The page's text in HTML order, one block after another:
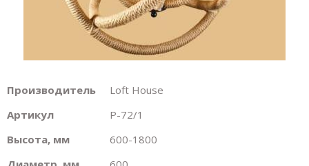
Производитель
Loft House
Артикул
P-72/1
Высота, мм
600-1800